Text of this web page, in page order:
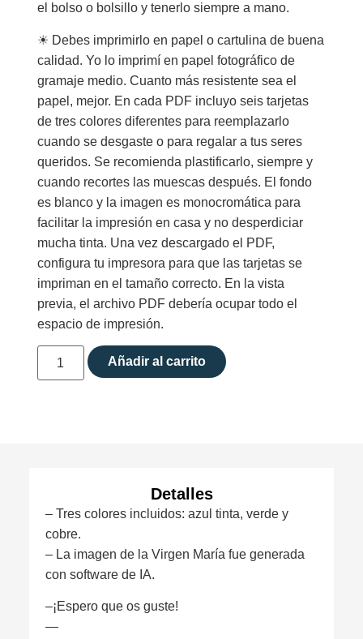
el bolso o bolsillo y tenerlo siempre a mano.
☀︎ Debes imprimirlo en papel o cartulina de buena
calidad. Yo lo imprimí en papel fotográfico de
gramaje medio. Cuanto más resistente sea el
papel, mejor. En cada PDF incluyo seis tarjetas
de tres colores diferentes para reemplazarlo
cuando se desgaste o para regalar a tus seres
queridos. Se recomienda plastificarlo, siempre y
cuando recortes las muescas después. El fondo
es blanco y la imagen es monocromática para
facilitar la impresión en casa y no desperdiciar
mucha tinta. Una vez descargado el PDF,
configura tu impresora para que las tarjetas se
impriman en el tamaño correcto. En la vista
previa, el archivo PDF debería ocupar todo el
espacio de impresión.
Añadir al carrito
Detalles
– Tres colores incluidos: azul tinta, verde y
cobre.
– La imagen de la Virgen María fue generada
con software de IA.
–¡Espero que os guste!
—